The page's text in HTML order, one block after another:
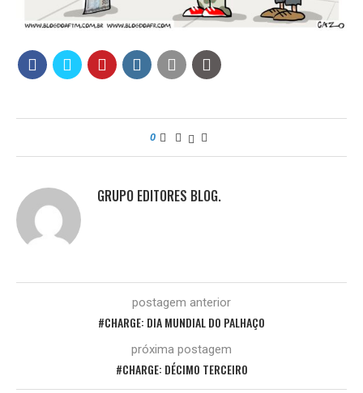
0
GRUPO EDITORES BLOG.
postagem anterior
#CHARGE: DIA MUNDIAL DO PALHAÇO
próxima postagem
#CHARGE: DÉCIMO TERCEIRO